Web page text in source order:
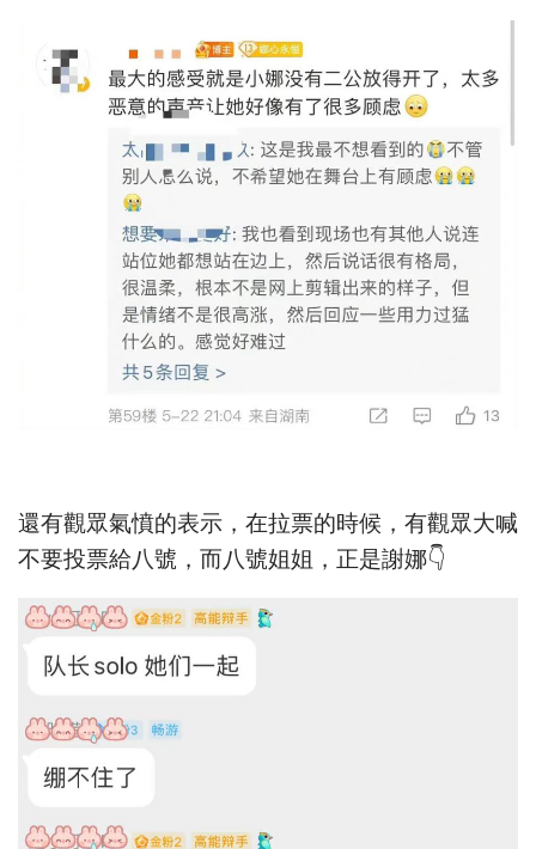
還有觀眾氣憤的表示，在拉票的時候，有觀眾大喊
不要投票給八號，而八號姐姐，正是謝娜👇